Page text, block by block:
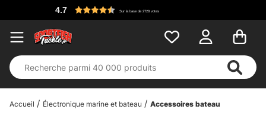
4.7 Sur la base de 2728 votes
Accueil Électronique marine et bateau Accessoires bateau